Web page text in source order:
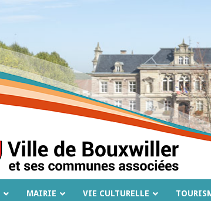
MAIRIE VIE CULTURELLE